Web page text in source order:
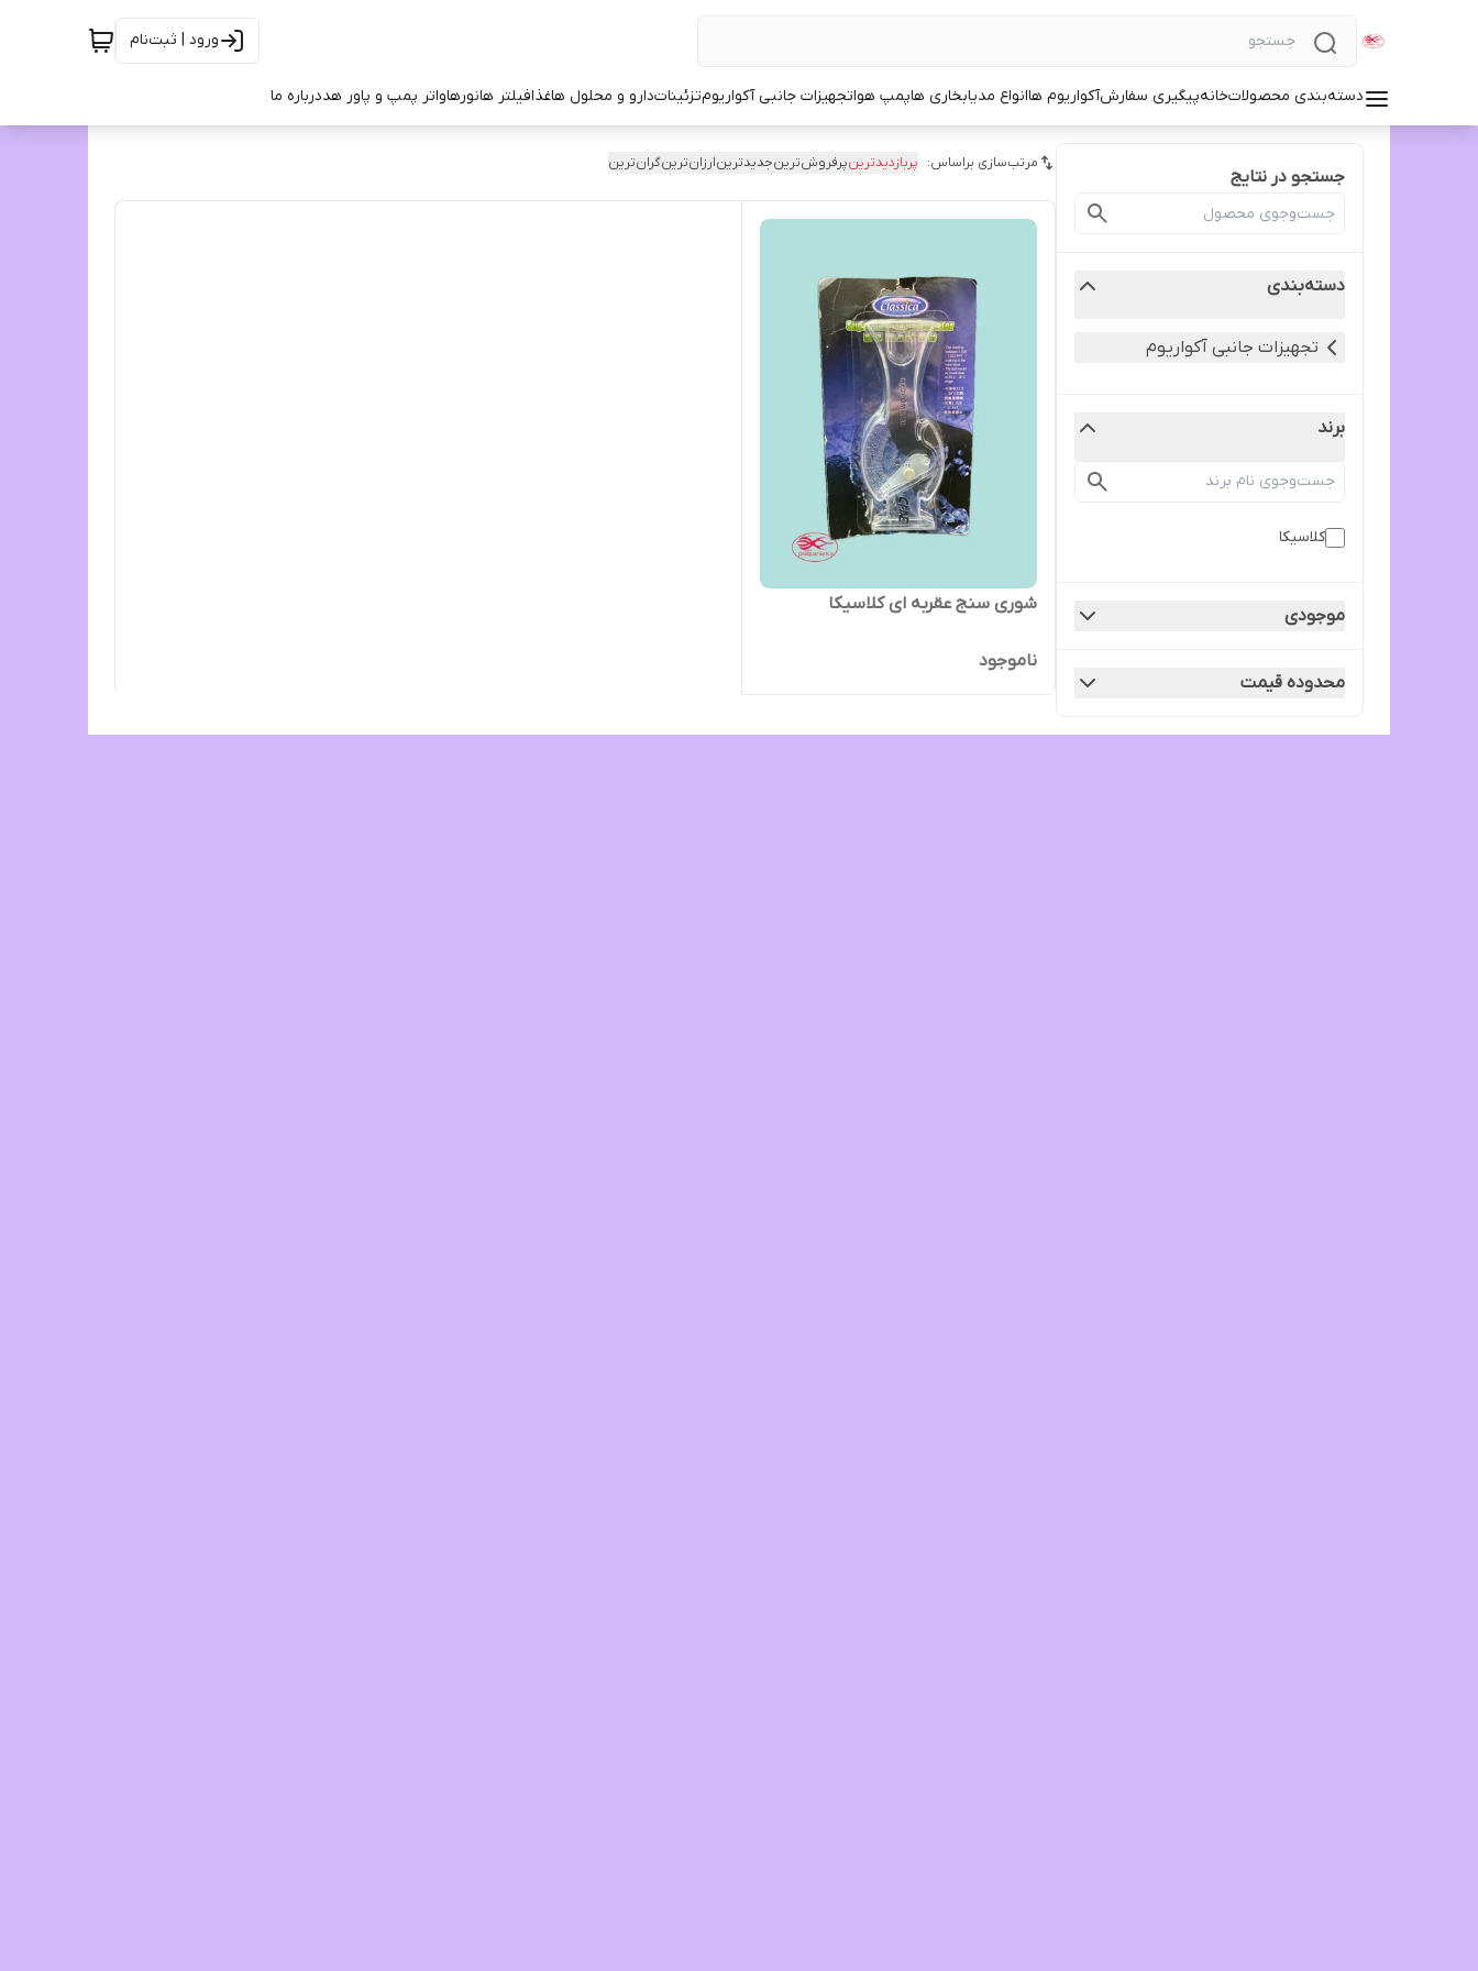
ورود | ثبت‌نام
دسته‌بندی محصولاتخانهپیگیری سفارشآکواریوم هاانواع مدیابخاری هاپمپ هواتجهیزات جانبی آکواریومتزئیناتدارو و محلول هاغذافیلتر هانورهاواتر پمپ و پاور هددرباره ما
جستجو در نتایج
دسته‌بندی
تجهیزات جانبی آکواریوم
برند
کلاسیکا
موجودی
محدوده قیمت
مرتب‌سازی براساس: پربازدیدترینپرفروش‌ترینجدیدترینارزان‌ترینگران‌ترین
شوری سنج عقربه ای کلاسیکا
ناموجود